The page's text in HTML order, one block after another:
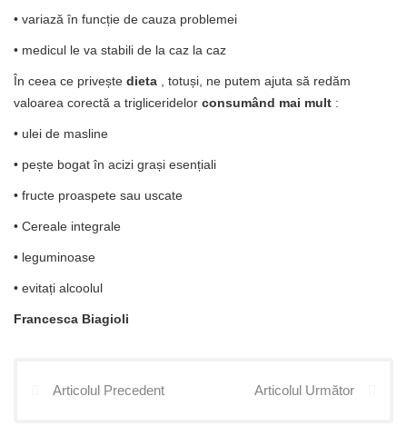
• variază în funcție de cauza problemei
• medicul le va stabili de la caz la caz
În ceea ce privește dieta , totuși, ne putem ajuta să redăm
valoarea corectă a trigliceridelor consumând mai mult :
• ulei de masline
• pește bogat în acizi grași esențiali
• fructe proaspete sau uscate
• Cereale integrale
• leguminoase
• evitați alcoolul
Francesca Biagioli
Articolul Precedent Articolul Următor